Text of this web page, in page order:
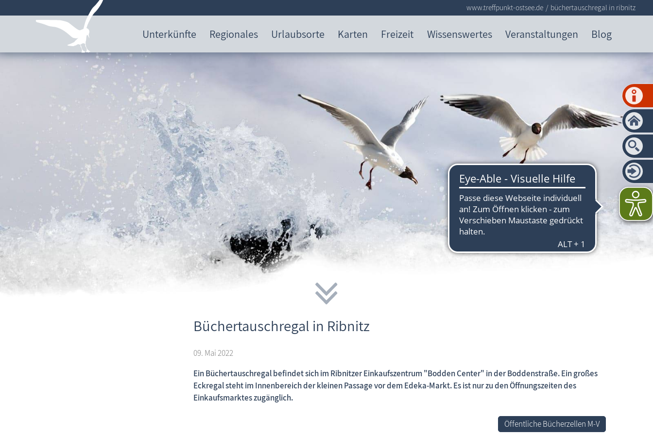
Unterkünfte Regionales Urlaubsorte Karten Freizeit Wissenswertes Veranstaltungen Blog
www.treffpunkt-ostsee.de büchertauschregal in ribnitz
Büchertauschregal in Ribnitz
09. Mai 2022
Ein Büchertauschregal befindet sich im Ribnitzer Einkaufszentrum "Bodden Center" in der Boddenstraße. Ein großes
Eckregal steht im Innenbereich der kleinen Passage vor dem Edeka-Markt. Es ist nur zu den Öffnungszeiten des
Einkaufsmarktes zugänglich.
Öffentliche Bücherzellen M-V